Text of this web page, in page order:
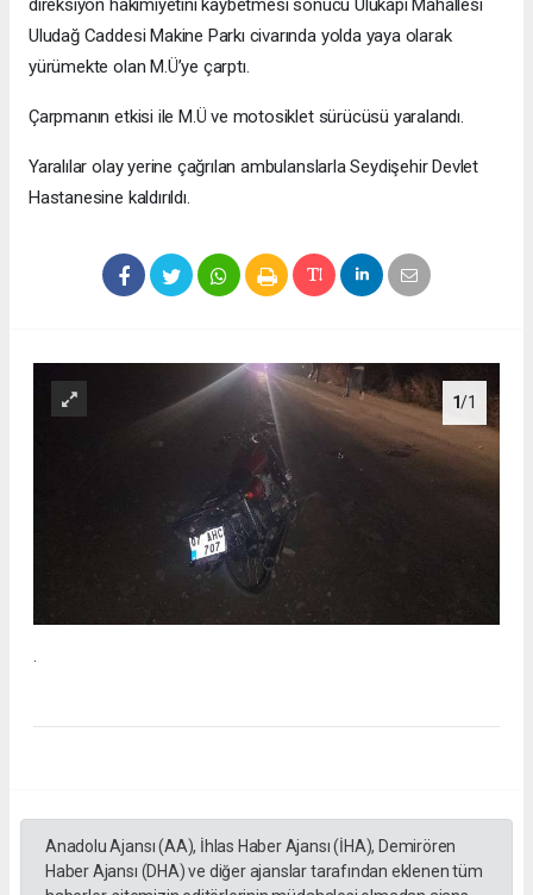
direksiyon hakimiyetini kaybetmesi sonucu Ulukapı Mahallesi
Uludağ Caddesi Makine Parkı civarında yolda yaya olarak
yürümekte olan M.Ü’ye çarptı.
Çarpmanın etkisi ile M.Ü ve motosiklet sürücüsü yaralandı.
Yaralılar olay yerine çağrılan ambulanslarla Seydişehir Devlet
Hastanesine kaldırıldı.
1/1
.
Anadolu Ajansı (AA), İhlas Haber Ajansı (İHA), Demirören
Haber Ajansı (DHA) ve diğer ajanslar tarafından eklenen tüm